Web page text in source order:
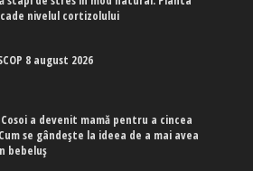
nivelul cortizolului
8 august 2026
a devenit mamă pentru a cincea
se gândește la ideea de a mai avea
bebeluș